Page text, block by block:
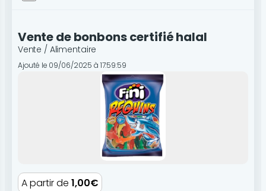
Vente de bonbons certifié halal
Vente / Alimentaire
Ajouté le 09/06/2025 à 17:59:59
A partir de 1,00€